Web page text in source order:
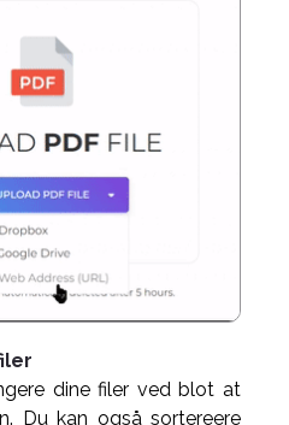
dine filer ved blot at
Du kan også sortereere